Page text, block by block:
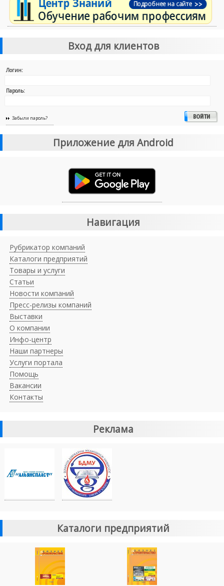
Вход для клиентов
Логин:
Пароль:
Забыли пароль?
Приложение для Android
Навигация
Рубрикатор компаний
Каталоги предприятий
Товары и услуги
Статьи
Новости компаний
Пресс-релизы компаний
Выставки
О компании
Инфо-центр
Наши партнеры
Услуги портала
Помощь
Вакансии
Контакты
Реклама
Каталоги предприятий